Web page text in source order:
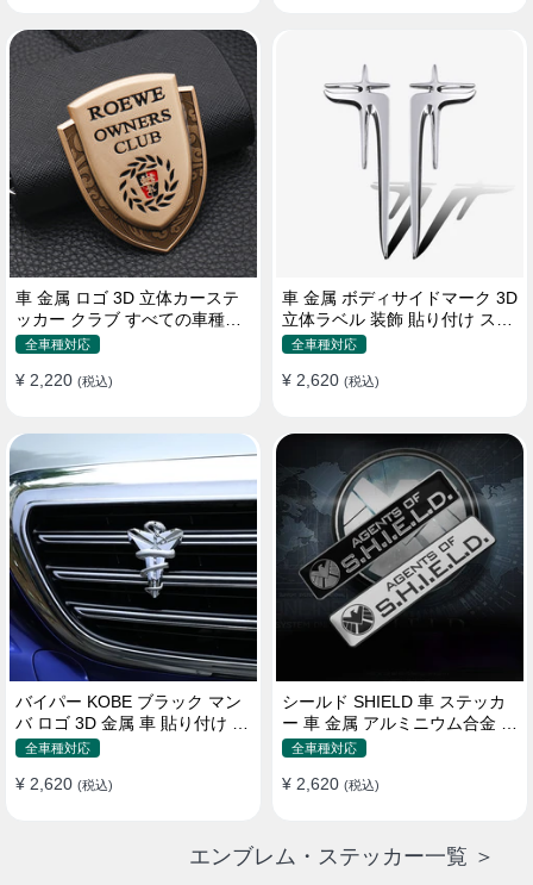
車 金属 ロゴ 3D 立体カーステ
ッカー クラブ すべての車種対
応 カスタム サイドポスト
全車種対応
¥ 2,220 (税込)
車 金属 ボディサイドマーク 3D
立体ラベル 装飾 貼り付け ステ
ッカー
全車種対応
¥ 2,620 (税込)
バイパー KOBE ブラック マン
バ ロゴ 3D 金属 車 貼り付け 装
飾 ステッカー
全車種対応
¥ 2,620 (税込)
シールド SHIELD 車 ステッカ
ー 車 金属 アルミニウム合金 ス
クラッチオクルージョン ステ
全車種対応
¥ 2,620 (税込)
エンブレム・ステッカー一覧 ＞